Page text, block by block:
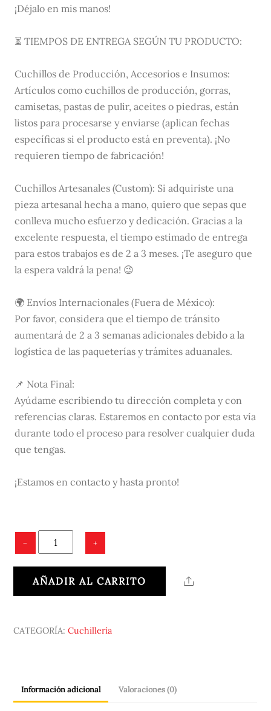
¡Déjalo en mis manos!
⏳ TIEMPOS DE ENTREGA SEGÚN TU PRODUCTO:
Cuchillos de Producción, Accesorios e Insumos:
Artículos como cuchillos de producción, gorras,
camisetas, pastas de pulir, aceites o piedras, están
listos para procesarse y enviarse (aplican fechas
específicas si el producto está en preventa). ¡No
requieren tiempo de fabricación!
Cuchillos Artesanales (Custom): Si adquiriste una
pieza artesanal hecha a mano, quiero que sepas que
conlleva mucho esfuerzo y dedicación. Gracias a la
excelente respuesta, el tiempo estimado de entrega
para estos trabajos es de 2 a 3 meses. ¡Te aseguro que
la espera valdrá la pena! 😉
🌍 Envíos Internacionales (Fuera de México):
Por favor, considera que el tiempo de tránsito
aumentará de 2 a 3 semanas adicionales debido a la
logística de las paqueterías y trámites aduanales.
📌 Nota Final:
Ayúdame escribiendo tu dirección completa y con
referencias claras. Estaremos en contacto por esta vía
durante todo el proceso para resolver cualquier duda
que tengas.
¡Estamos en contacto y hasta pronto!
−
BUSHCRAFT
cantidad
+
AÑADIR AL CARRITO Share
CATEGORÍA:Cuchillería
Información adicional Valoraciones (0)